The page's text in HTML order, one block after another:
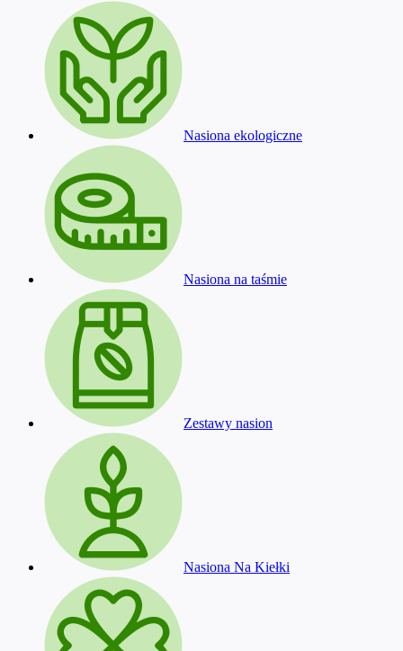
Nasiona ekologiczne
Nasiona na taśmie
Zestawy nasion
Nasiona Na Kiełki